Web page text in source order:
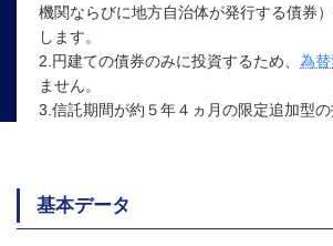
機関ならびに地方自治体が発行する債券
します。
2.円建ての債券のみに投資するため、 為
ません。
3.信託期間が約５年４ヵ月の限定追加型の
基本データ